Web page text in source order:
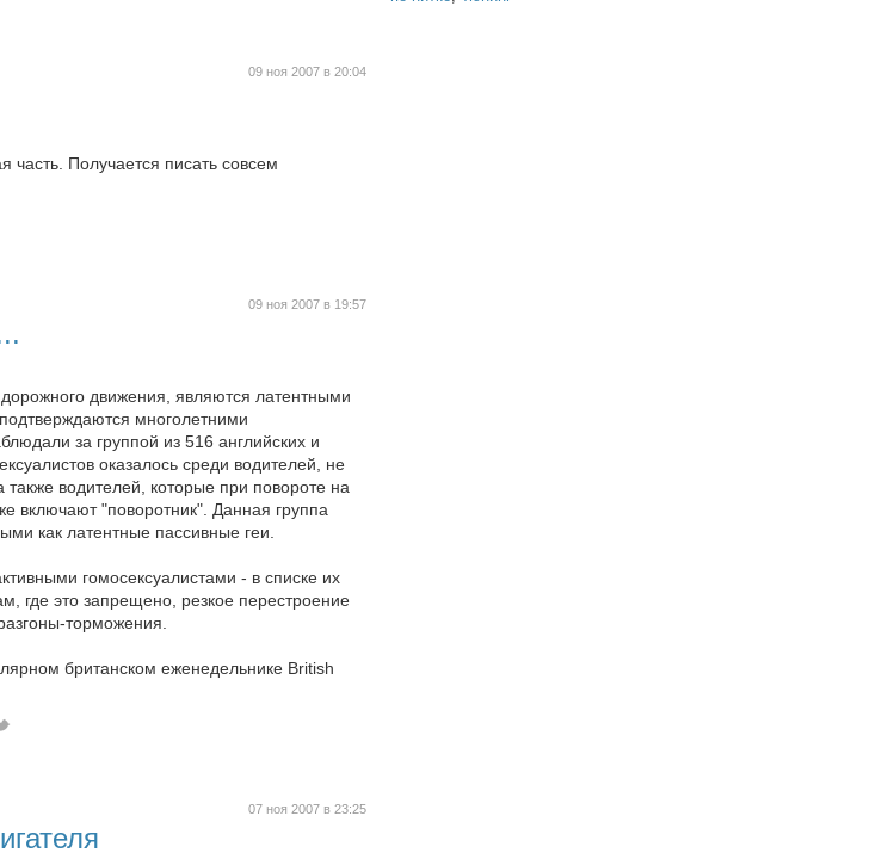
09 ноя 2007 в 20:04
часть. Получается писать совсем
09 ноя 2007 в 19:57
движения, являются латентными
многолетними
за группой из 516 английских и
оказалось среди водителей, не
водителей, которые при повороте на
включают "поворотник". Данная группа
как латентные пассивные геи.
гомосексуалистами - в списке их
где это запрещено, резкое перестроение
торможения.
британском еженедельнике British
07 ноя 2007 в 23:25